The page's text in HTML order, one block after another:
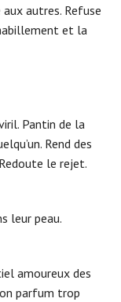
autres. Refuse
et la
Pantin de la
Rend des
le rejet.
leur peau.
amoureux des
parfum trop